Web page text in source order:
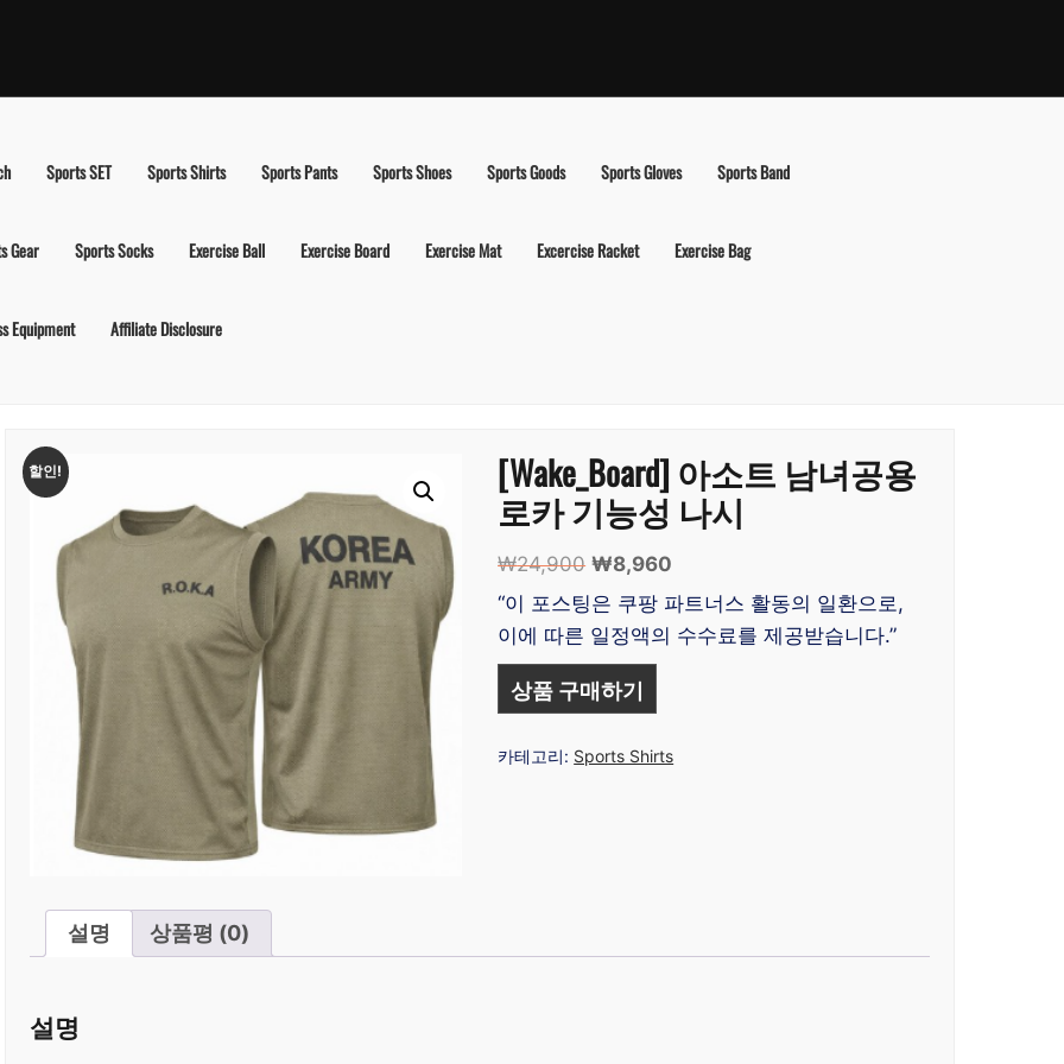
Sports SET Sports Shirts Sports Pants Sports Shoes Sports Goods Sports Gloves Sports Band
Gear Sports Socks Exercise Ball Exercise Board Exercise Mat Excercise Racket Exercise Bag
Equipment Affiliate Disclosure
할인! [Wake_Board] 아소트 남녀공용
로카 기능성 나시
₩24,900 원
래
가
격:
₩24,900.
₩8,960
재
가
격:
“이 포스팅은 쿠팡 파트너스 활동의 일환으로,
이에 따른 일정액의 수수료를 제공받습니다.”
상품 구매하기
카테고리: Sports Shirts
설명 상품평 (0)
설명